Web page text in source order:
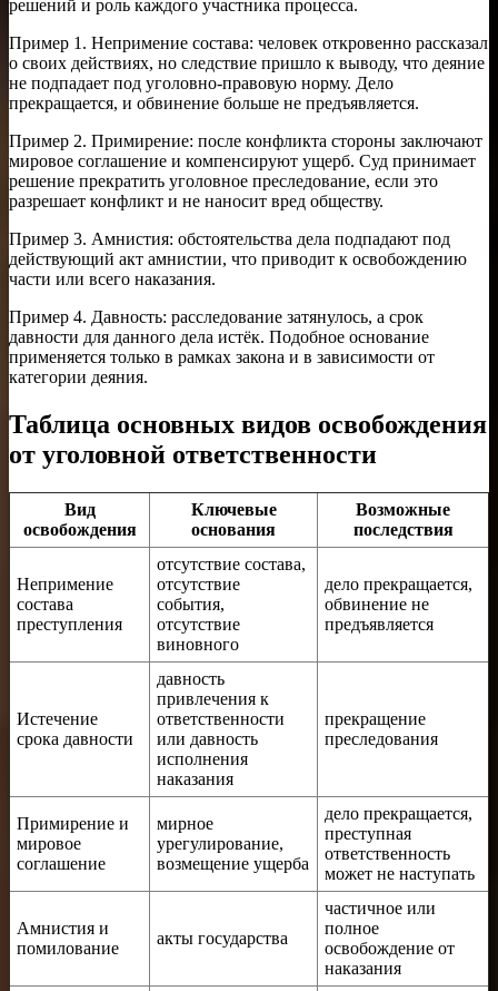
решений и роль каждого участника процесса.
Пример 1. Непримение состава: человек откровенно рассказал
о своих действиях, но следствие пришло к выводу, что деяние
не подпадает под уголовно-правовую норму. Дело
прекращается, и обвинение больше не предъявляется.
Пример 2. Примирение: после конфликта стороны заключают
мировое соглашение и компенсируют ущерб. Суд принимает
решение прекратить уголовное преследование, если это
разрешает конфликт и не наносит вред обществу.
Пример 3. Амнистия: обстоятельства дела подпадают под
действующий акт амнистии, что приводит к освобождению
части или всего наказания.
Пример 4. Давность: расследование затянулось, а срок
давности для данного дела истёк. Подобное основание
применяется только в рамках закона и в зависимости от
категории деяния.
Таблица основных видов освобождения
от уголовной ответственности
Вид
освобождения
Ключевые
основания
Возможные
последствия
Непримение
состава
преступления
отсутствие состава,
отсутствие
события,
отсутствие
виновного
дело прекращается,
обвинение не
предъявляется
Истечение
срока давности
давность
привлечения к
ответственности
или давность
исполнения
наказания
прекращение
преследования
Примирение и
мировое
соглашение
мирное
урегулирование,
возмещение ущерба
дело прекращается,
преступная
ответственность
может не наступать
Амнистия и
помилование
акты государства
частичное или
полное
освобождение от
наказания